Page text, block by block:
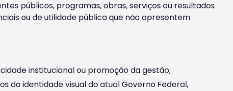
públicos, programas, obras, serviços ou resultados
ou de utilidade pública que não apresentem
institucional ou promoção da gestão;
da identidade visual do atual Governo Federal,